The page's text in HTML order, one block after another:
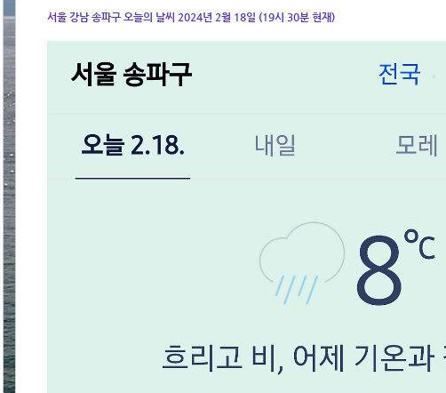
서울 강남 송파구 오늘의 날씨 2024년 2월 18일 (19시 30분 현재)